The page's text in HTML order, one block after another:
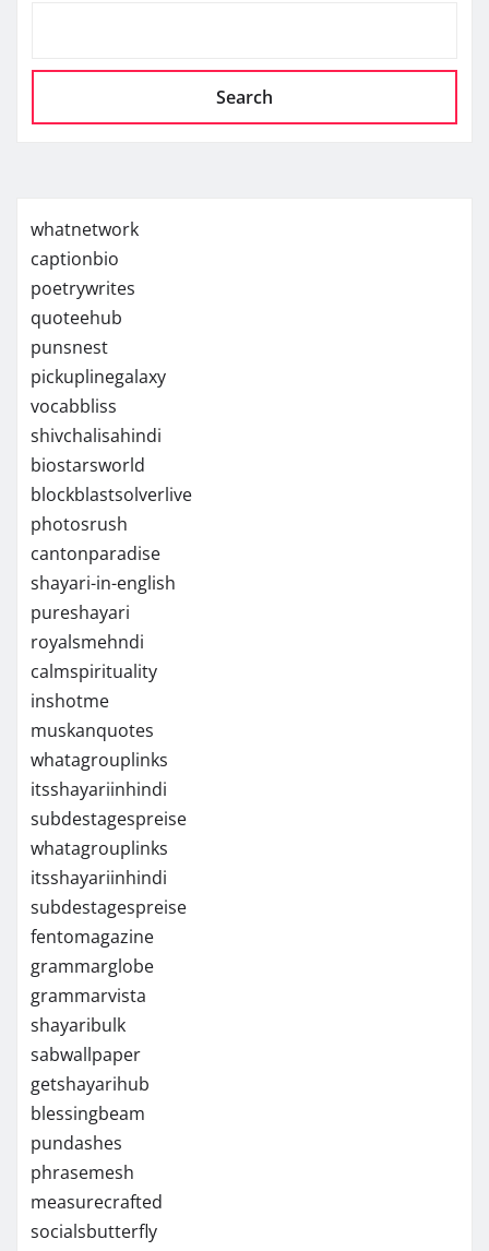
Search
whatnetwork
captionbio
poetrywrites
quoteehub
punsnest
pickuplinegalaxy
vocabbliss
shivchalisahindi
biostarsworld
blockblastsolverlive
photosrush
cantonparadise
shayari-in-english
pureshayari
royalsmehndi
calmspirituality
inshotme
muskanquotes
whatagrouplinks
itsshayariinhindi
subdestagespreise
whatagrouplinks
itsshayariinhindi
subdestagespreise
fentomagazine
grammarglobe
grammarvista
shayaribulk
sabwallpaper
getshayarihub
blessingbeam
pundashes
phrasemesh
measurecrafted
socialsbutterfly